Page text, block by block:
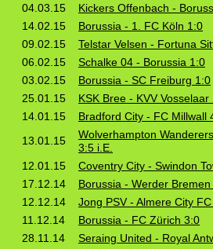
04.03.15
Kickers Offenbach -
14.02.15
Borussia - 1. FC Köln 1:0
09.02.15
Telstar Velsen - Fortuna
06.02.15
Schalke 04 - Borussia 1:0
03.02.15
Borussia - SC Freiburg 1:0
25.01.15
KSK Bree - KVV Vosselaar
14.01.15
Bradford City - FC Millwall
13.01.15
Wolverhampton
3:5 i.E.
12.01.15
Coventry City - Swindon
17.12.14
Borussia - Werder Bremen
12.12.14
Jong PSV - Almere City FC
11.12.14
Borussia - FC Zürich 3:0
28.11.14
Seraing United - Royal